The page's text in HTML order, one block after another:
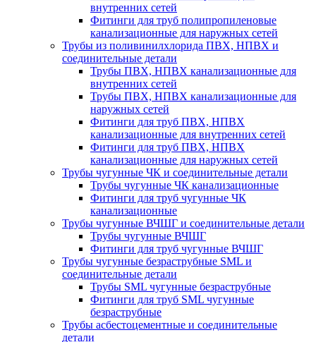
внутренних сетей
Фитинги для труб полипропиленовые
канализационные для наружных сетей
Трубы из поливинилхлорида ПВХ, НПВХ и
соединительные детали
Трубы ПВХ, НПВХ канализационные для
внутренних сетей
Трубы ПВХ, НПВХ канализационные для
наружных сетей
Фитинги для труб ПВХ, НПВХ
канализационные для внутренних сетей
Фитинги для труб ПВХ, НПВХ
канализационные для наружных сетей
Трубы чугунные ЧК и соединительные детали
Трубы чугунные ЧК канализационные
Фитинги для труб чугунные ЧК
канализационные
Трубы чугунные ВЧШГ и соединительные детали
Трубы чугунные ВЧШГ
Фитинги для труб чугунные ВЧШГ
Трубы чугунные безраструбные SML и
соединительные детали
Трубы SML чугунные безраструбные
Фитинги для труб SML чугунные
безраструбные
Трубы асбестоцементные и соединительные
детали